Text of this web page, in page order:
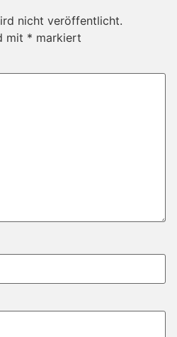
nicht veröffentlicht.
mit * markiert